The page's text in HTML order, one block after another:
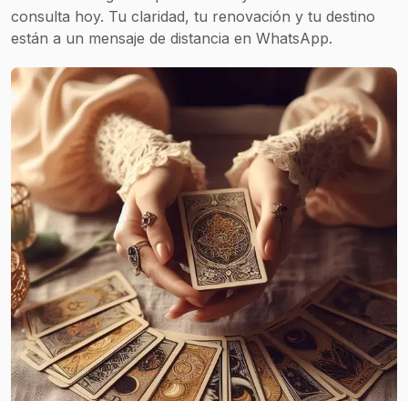
consulta hoy. Tu claridad, tu renovación y tu destino
están a un mensaje de distancia en WhatsApp.